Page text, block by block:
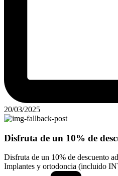
20/03/2025
Disfruta de un 10% de
Disfruta de un 10% de descuento
Implantes y ortodoncia (incluido